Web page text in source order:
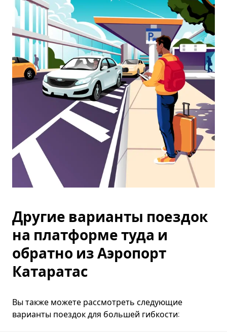
календарю
выбрать
дату.
Чтобы
закрыть
календарь,
нажмите
Esc.
Другие варианты поездок
на платформе туда и
обратно из Аэропорт
Катаратас
Вы также можете рассмотреть следующие
варианты поездок для большей гибкости: